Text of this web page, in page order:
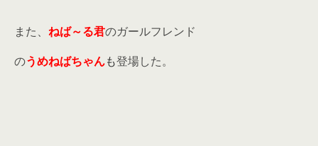
また、 ねば～る君のガールフレンド
のうめねばちゃんも登場した。